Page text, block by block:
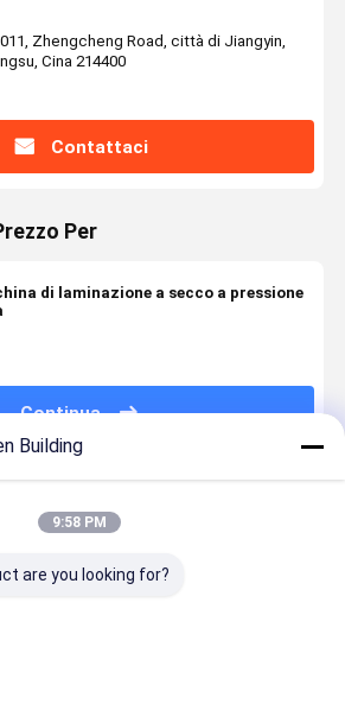
Zhengcheng Road, città di Jiangyin,
Cina 214400
Contattaci
Per
di laminazione a secco a pressione
Continua
Building
9:58 PM
are you looking for?